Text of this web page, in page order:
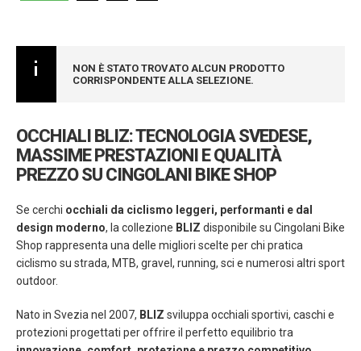
NON È STATO TROVATO ALCUN PRODOTTO
CORRISPONDENTE ALLA SELEZIONE.
OCCHIALI BLIZ: TECNOLOGIA SVEDESE,
MASSIME PRESTAZIONI E QUALITÀ
PREZZO SU CINGOLANI BIKE SHOP
Se cerchi occhiali da ciclismo leggeri, performanti e dal
design moderno, la collezione BLIZ disponibile su Cingolani Bike
Shop rappresenta una delle migliori scelte per chi pratica
ciclismo su strada, MTB, gravel, running, sci e numerosi altri sport
outdoor.
Nato in Svezia nel 2007, BLIZ sviluppa occhiali sportivi, caschi e
protezioni progettati per offrire il perfetto equilibrio tra